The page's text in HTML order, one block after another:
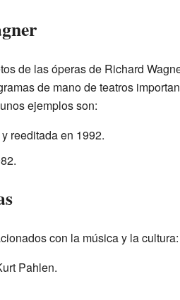
de las óperas de Richard
de mano de teatros
ejemplos son:
reeditada en 1992.
con la música y la cultura:
Pahlen.